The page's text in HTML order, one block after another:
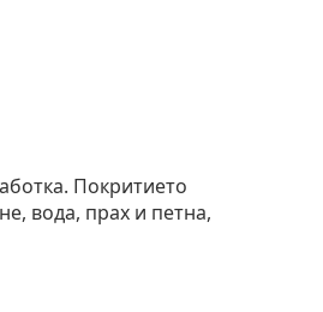
Покритието
вода, прах и петна,